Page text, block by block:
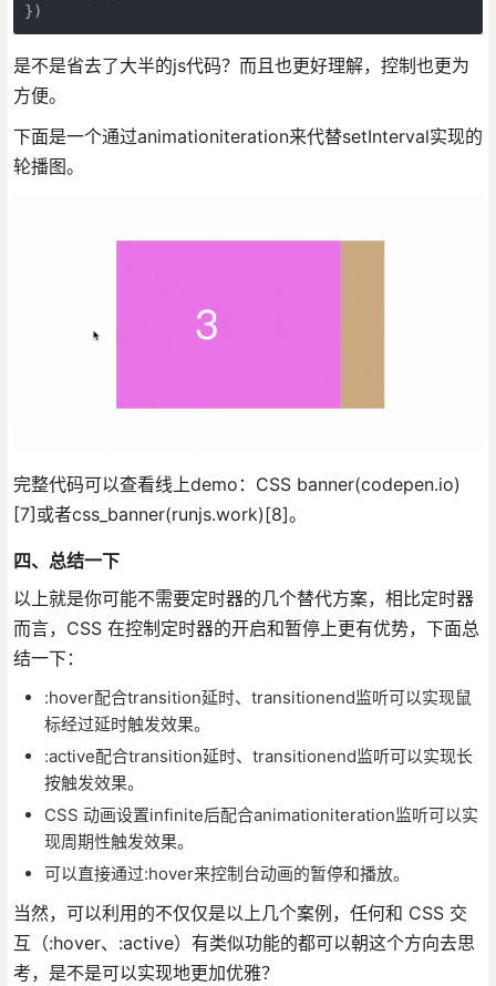
})
是不是省去了大半的js代码？而且也更好理解，控制也更为
方便。
下面是一个通过animationiteration来代替setInterval实现的
轮播图。
完整代码可以查看线上demo：CSS banner(codepen.io)
[7]或者css_banner(runjs.work)[8]。
四、总结一下
以上就是你可能不需要定时器的几个替代方案，相比定时器
而言，CSS 在控制定时器的开启和暂停上更有优势，下面总
结一下：
:hover配合transition延时、transitionend监听可以实现鼠
标经过延时触发效果。
:active配合transition延时、transitionend监听可以实现长
按触发效果。
CSS 动画设置infinite后配合animationiteration监听可以实
现周期性触发效果。
可以直接通过:hover来控制台动画的暂停和播放。
当然，可以利用的不仅仅是以上几个案例，任何和 CSS 交
互（:hover、:active）有类似功能的都可以朝这个方向去思
考，是不是可以实现地更加优雅？